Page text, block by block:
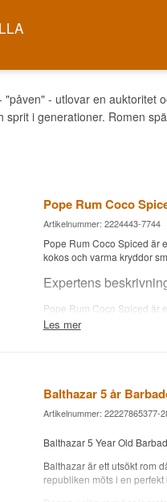
"påven" - utlovar en auktoritet
sprit i generationer. Romen
Pope Rum Coco
Artikelnummer: 2224443-7744
Pope Rum Coco Spiced är
kokos och varma kryddor
Expertens
Pope Rum Coco Spiced är
Guatemala, Nicaragua och
rom.
avslut.
Smaknoter
Doft
Les mer
Balthazar 5 år
Artikelnummer: 22227865377-
Balthazar 5 Year Old
Balthazar är ett utsökt rom
republiken möts i en